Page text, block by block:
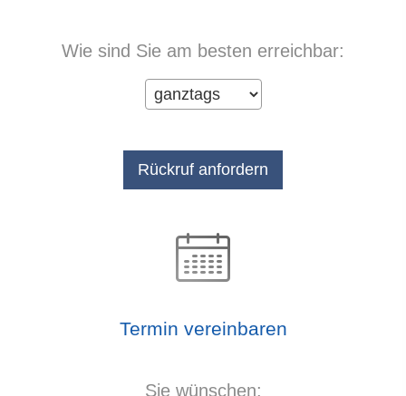
Wie sind Sie am besten erreichbar:
Termin ver­ein­baren
Sie wün­schen: